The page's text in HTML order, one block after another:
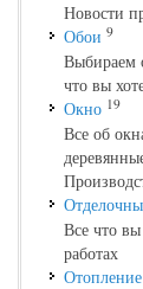
Новости
Обои 9
Выбираем
что вы
Окно 19
Все об
Все что
работах
Отопление